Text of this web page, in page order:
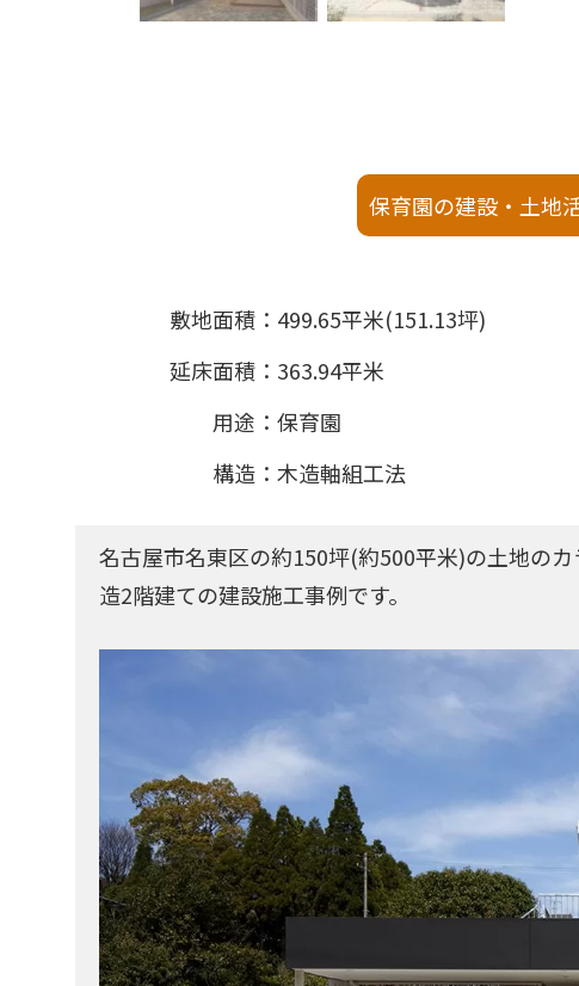
保育園の建設・土地
敷地面積
499.65平米(151.13坪)
延床面積
363.94平米
用途
保育園
構造
木造軸組工法
名古屋市名東区の約150坪(約500平米)の土地の
造2階建ての建設施工事例です。